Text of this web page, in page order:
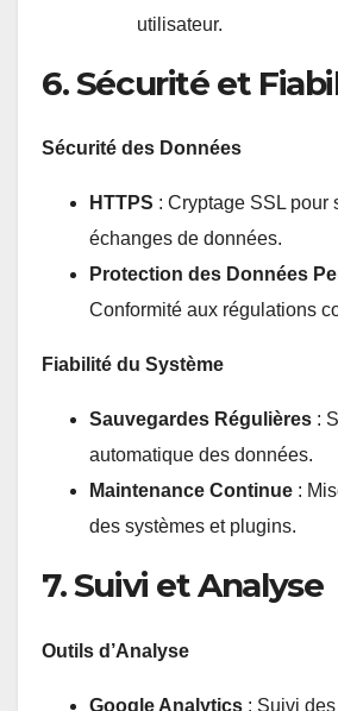
utilisateur.
6. Sécurité et
Sécurité des Données
HTTPS : Cryptage SSL pour
échanges de données.
Protection des Données
Conformité aux régulations
Fiabilité du Système
Sauvegardes Régulières :
automatique des données.
Maintenance Continue :
des systèmes et plugins.
7. Suivi et Analyse
Outils d’Analyse
Google Analytics : Suivi